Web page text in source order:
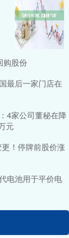
购股份
最后一家门店在
4家公司董秘在降
元
！停牌前股价涨
电池用于平价电